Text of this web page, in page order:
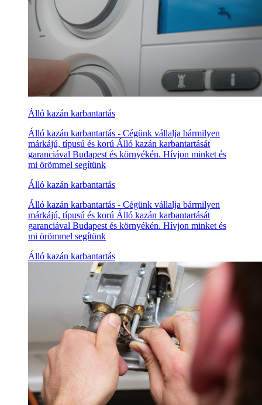
Álló kazán karbantartás
Álló kazán karbantartás - Cégünk vállalja bármilyen
márkájú, típusú és korú Álló kazán karbantartását
garanciával Budapest és környékén. Hívjon minket és
mi örömmel segítünk
Álló kazán karbantartás
Álló kazán karbantartás - Cégünk vállalja bármilyen
márkájú, típusú és korú Álló kazán karbantartását
garanciával Budapest és környékén. Hívjon minket és
mi örömmel segítünk
Álló kazán karbantartás